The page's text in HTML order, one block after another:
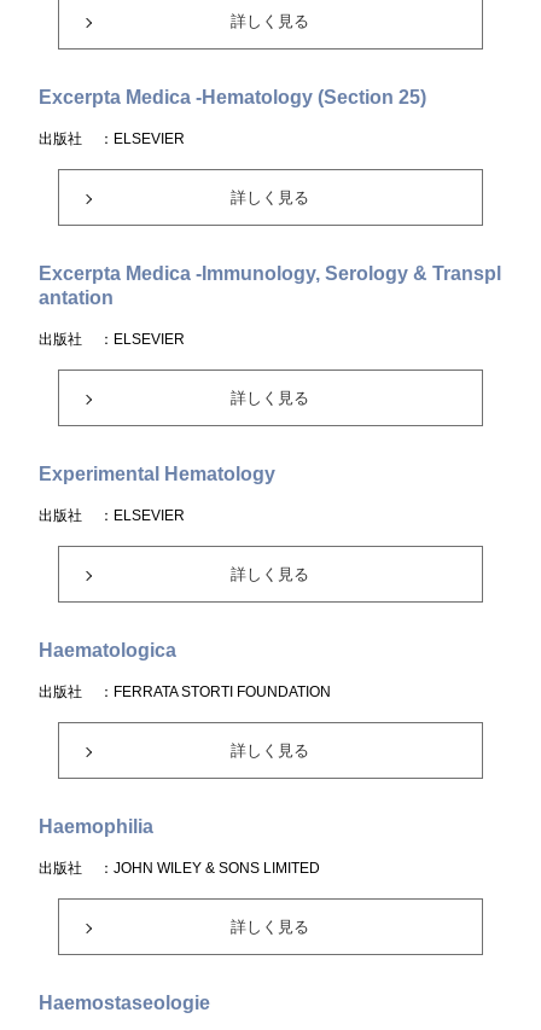
詳しく見る
Excerpta Medica -Hematology (Section 25)
出版社 ：ELSEVIER
詳しく見る
Excerpta Medica -Immunology, Serology & Transpl
antation
出版社 ：ELSEVIER
詳しく見る
Experimental Hematology
出版社 ：ELSEVIER
詳しく見る
Haematologica
出版社 ：FERRATA STORTI FOUNDATION
詳しく見る
Haemophilia
出版社 ：JOHN WILEY & SONS LIMITED
詳しく見る
Haemostaseologie